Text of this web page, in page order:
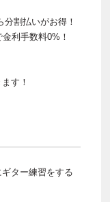
割払いがお得！
利手数料0%！
す！
ター練習をする